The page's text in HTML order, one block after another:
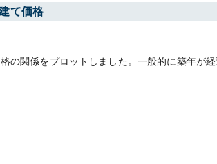
て価格
の関係をプロットしました。一般的に築年が